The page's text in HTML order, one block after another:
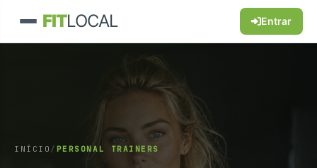
FITLOCAL Entrar
INÍCIO / PERSONAL TRAINERS